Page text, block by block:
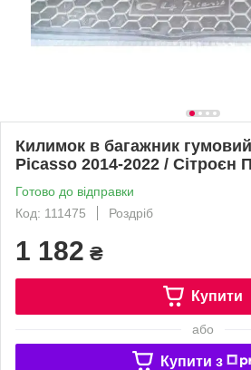
Килимок в багажник
Picasso 2014-2022 / Сітроєн
Готово до відправки
Код: 111475
Роздріб
1 182 ₴
Купити
або
Купити з